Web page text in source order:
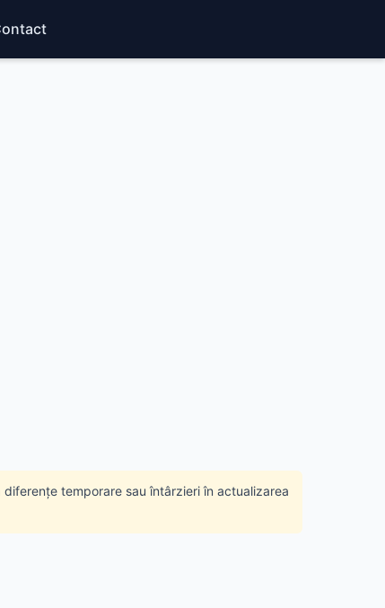
temporare sau întârzieri în actualizarea